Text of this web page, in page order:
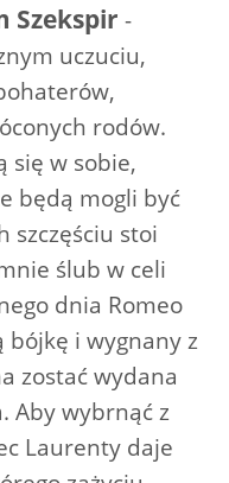
Szekspir -
uczuciu,
rodów.
się w sobie,
będą mogli być
szczęściu stoi
ślub w celi
dnia Romeo
i wygnany z
zostać wydana
Aby wybrnąć z
Laurenty daje